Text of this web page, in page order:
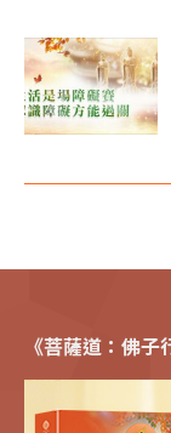
《菩薩道：佛子